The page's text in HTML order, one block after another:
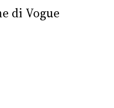
di Vogue